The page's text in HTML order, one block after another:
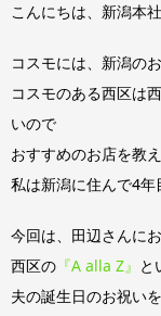
こんにちは、新潟本
コスモには、新潟の
コスモのある西区は
いので
おすすめのお店を教
私は新潟に住んで4
今回は、田辺さんに
西区の 『A alla Z』 と
夫の誕生日のお祝い